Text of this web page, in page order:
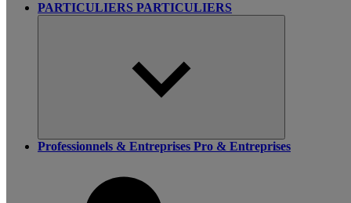
PARTICULIERS PARTICULIERS
Professionnels & Entreprises Pro & Entreprises